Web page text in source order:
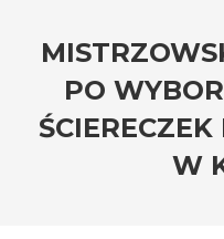
PO
W